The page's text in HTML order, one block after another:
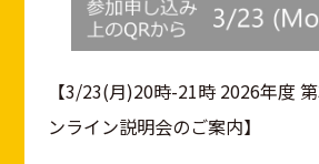
【3/23(月)20時-21時 2026年度
ンライン説明会のご案内】